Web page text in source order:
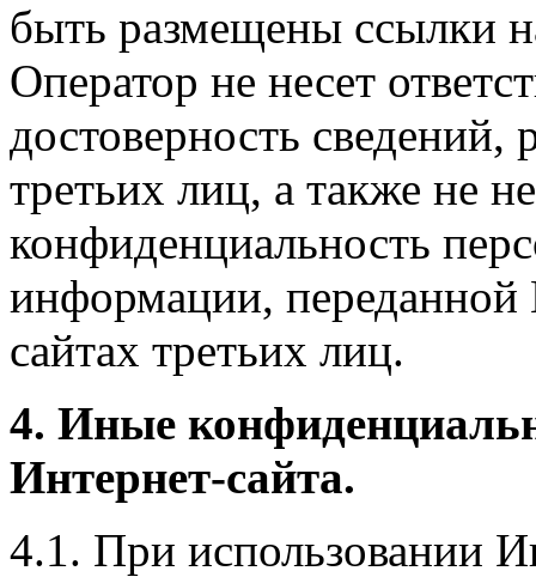
быть размещены ссылки
Оператор не несет
достоверность
третьих лиц, а также не
конфиденциальность
информации, переданной
сайтах третьих лиц.
4. Иные
Интернет-сайта.
4.1. При использовании